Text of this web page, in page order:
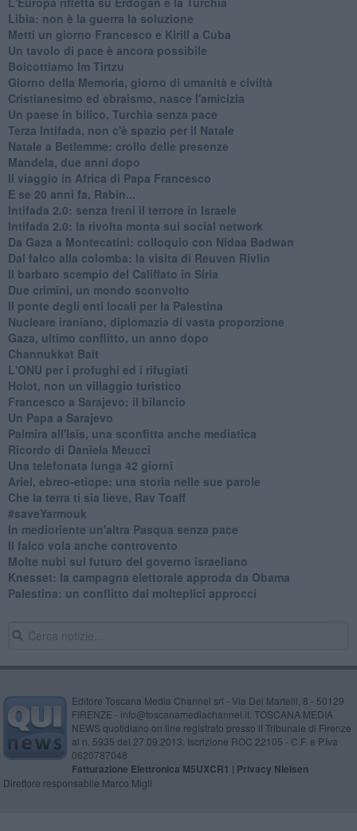
Libia: non è la guerra la soluzione
Metti un giorno Francesco e Kirill a Cuba
Un tavolo di pace è ancora possibile
Boicottiamo Im Tirtzu
Giorno della Memoria, giorno di umanità e civiltà
Cristianesimo ed ebraismo, nasce l'amicizia
Un paese in bilico, Turchia senza pace
Terza Intifada, non c'è spazio per il Natale
Natale a Betlemme: crollo delle presenze
Mandela, due anni dopo
Il viaggio in Africa di Papa Francesco
E se 20 anni fa, Rabin...
Intifada 2.0: senza freni il terrore in Israele
Intifada 2.0: la rivolta monta sui social network
Da Gaza a Montecatini: colloquio con Nidaa Badwan
Dal falco alla colomba: la visita di Reuven Rivlin
Il barbaro scempio del Califfato in Siria
Due crimini, un mondo sconvolto
Il ponte degli enti locali per la Palestina
Nucleare iraniano, diplomazia di vasta proporzione
Gaza, ultimo conflitto, un anno dopo
Channukkat Bait
L'ONU per i profughi ed i rifugiati
Holot, non un villaggio turistico
Francesco a Sarajevo: il bilancio
Un Papa a Sarajevo
Palmira all'Isis, una sconfitta anche mediatica
Ricordo di Daniela Meucci
​Una telefonata lunga 42 giorni
​Ariel, ebreo-etiope: una storia nelle sue parole
Che la terra ti sia lieve, Rav Toaff
​#saveYarmouk
​In medioriente un'altra Pasqua senza pace
​Il falco vola anche controvento
Molte nubi sul futuro del governo israeliano
Knesset: la campagna elettorale approda da Obama
Palestina: un conflitto dai molteplici approcci
Editore Toscana Media Channel srl - Via Dei Martelli, 8 - 50129
FIRENZE - info@toscanamediachannel.it. TOSCANA MEDIA
NEWS quotidiano on line registrato presso il Tribunale di Firenze
al n. 5935 del 27.09.2013. Iscrizione ROC 22105 - C.F. e P.Iva
0620787048
Fatturazione Elettronica M5UXCR1 | Privacy Nielsen
Direttore responsabile Marco Migli